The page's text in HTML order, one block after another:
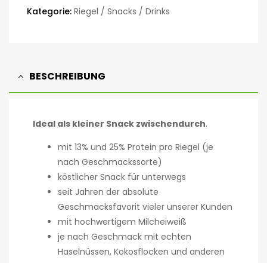
Kategorie: Riegel / Snacks / Drinks
BESCHREIBUNG
Ideal als kleiner Snack zwischendurch.
mit 13% und 25% Protein pro Riegel (je
nach Geschmackssorte)
köstlicher Snack für unterwegs
seit Jahren der absolute
Geschmacksfavorit vieler unserer Kunden
mit hochwertigem Milcheiweiß
je nach Geschmack mit echten
Haselnüssen, Kokosflocken und anderen